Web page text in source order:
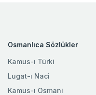
Osmanlıca Sözlükler
Kamus-ı Türki
Lugat-ı Naci
Kamus-ı Osmani